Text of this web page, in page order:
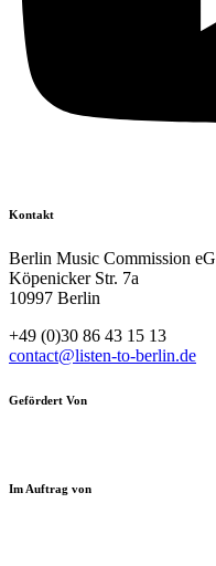
Kontakt
Berlin Music Commission eG
Köpenicker Str. 7a
10997 Berlin
+49 (0)30 86 43 15 13
contact@listen-to-berlin.de
Gefördert Von
Im Auftrag von